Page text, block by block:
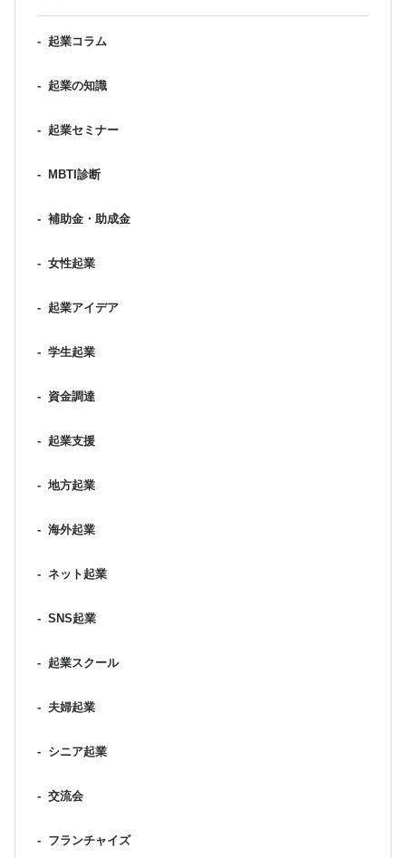
- 起業コラム
- 起業の知識
- 起業セミナー
- MBTI診断
- 補助金・助成金
- 女性起業
- 起業アイデア
- 学生起業
- 資金調達
- 起業支援
- 地方起業
- 海外起業
- ネット起業
- SNS起業
- 起業スクール
- 夫婦起業
- シニア起業
- 交流会
- フランチャイズ